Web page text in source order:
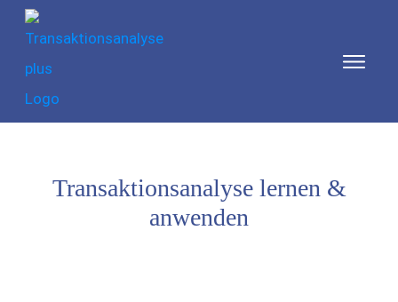
Transaktionsanalyse lernen &
anwenden